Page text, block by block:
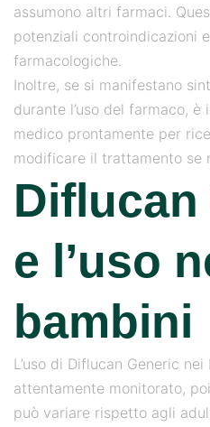
assumono altri farmaci.
potenziali controindicazioni
farmacologiche.
Inoltre, se si manifestano
durante l’uso del farmaco,
medico prontamente per
modificare il trattamento se
Diflucan
e l’uso
bambini
L’uso di Diflucan Generic
attentamente monitorato,
può variare rispetto agli